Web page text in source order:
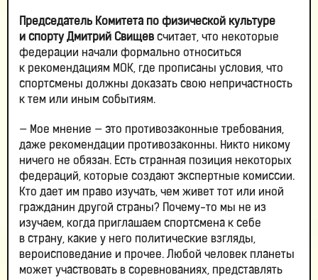
Председатель Комитета по физической культуре
и спорту Дмитрий Свищев считает, что некоторые
федерации начали формально относиться
к рекомендациям МОК, где прописаны условия, что
спортсмены должны доказать свою непричастность
к тем или иным событиям.
— Мое мнение — это противозаконные требования,
даже рекомендации противозаконны. Никто никому
ничего не обязан. Есть странная позиция некоторых
федераций, которые создают экспертные комиссии.
Кто дает им право изучать, чем живет тот или иной
гражданин другой страны? Почему-то мы не из
изучаем, когда приглашаем спортсмена к себе
в страну, какие у него политические взгляды,
вероисповедание и прочее. Любой человек планеты
может участвовать в соревнованиях, представлять